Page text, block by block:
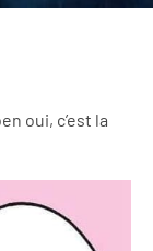
oui, c’est la